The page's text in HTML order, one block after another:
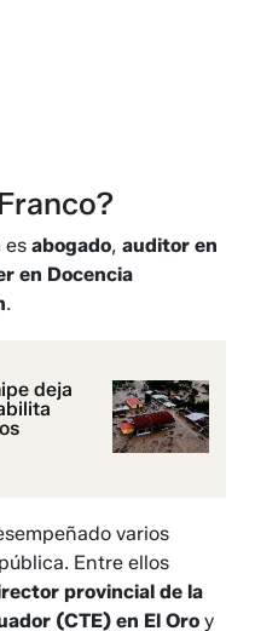
esabogado,auditor en
en Docencia
.
deja
varios
Entre ellos
provincial de la
(CTE) en El Oro y